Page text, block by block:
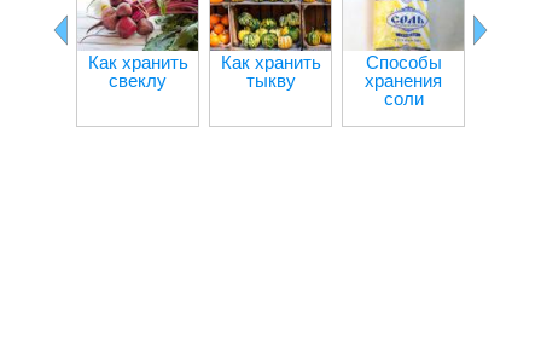
Как хранить
свеклу
Как хранить
тыкву
Способы
хранения
соли